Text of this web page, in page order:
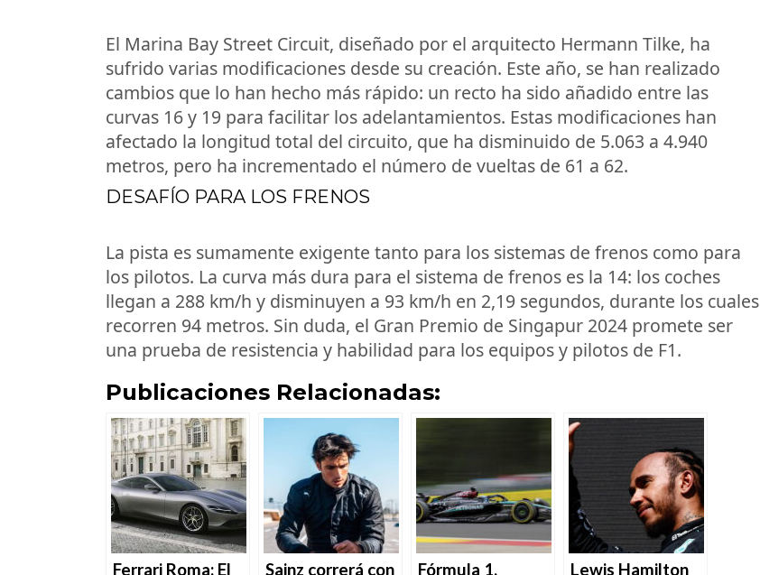
El Marina Bay Street Circuit, diseñado por el arquitecto Hermann Tilke, ha
sufrido varias modificaciones desde su creación. Este año, se han realizado
cambios que lo han hecho más rápido: un recto ha sido añadido entre las
curvas 16 y 19 para facilitar los adelantamientos. Estas modificaciones han
afectado la longitud total del circuito, que ha disminuido de 5.063 a 4.940
metros, pero ha incrementado el número de vueltas de 61 a 62.
DESAFÍO PARA LOS FRENOS
La pista es sumamente exigente tanto para los sistemas de frenos como para
los pilotos. La curva más dura para el sistema de frenos es la 14: los coches
llegan a 288 km/h y disminuyen a 93 km/h en 2,19 segundos, durante los cuales
recorren 94 metros. Sin duda, el Gran Premio de Singapur 2024 promete ser
una prueba de resistencia y habilidad para los equipos y pilotos de F1.
Publicaciones Relacionadas:
Ferrari Roma: El
Sainz correrá con
Fórmula 1,
Lewis Hamilton